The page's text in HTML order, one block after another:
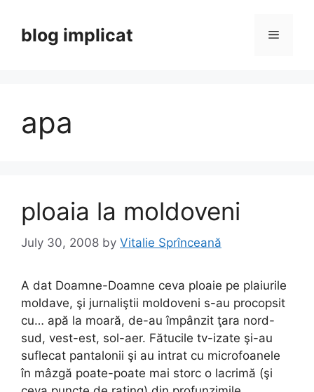
contentblog implicat Menu
apa
ploaia la moldoveni
July 30, 2008 by Vitalie Sprînceană
A dat Doamne-Doamne ceva ploaie pe plaiurile
moldave, şi jurnaliştii moldoveni s-au procopsit
cu… apă la moară, de-au împânzit ţara nord-
sud, vest-est, sol-aer. Fătucile tv-izate şi-au
suflecat pantalonii şi au intrat cu microfoanele
în mâzgă poate-poate mai storc o lacrimă (şi